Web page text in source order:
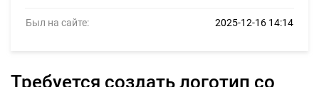
Был на сайте: 2025-12-16 14:14
Требуется создать логотип со